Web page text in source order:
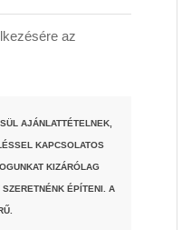
az
AJÁNLATTÉTELNEK,
KAPCSOLATOS
KIZÁRÓLAG
ÉPÍTENI. A